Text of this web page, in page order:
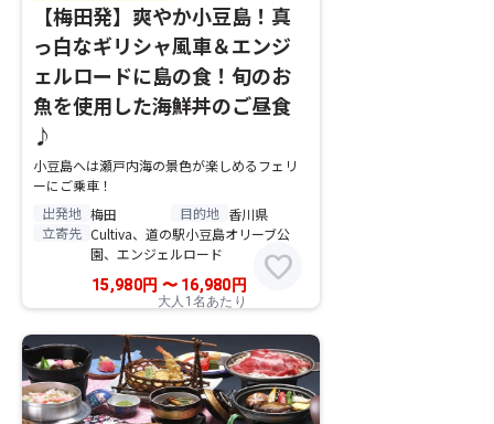
【梅田発】爽やか小豆島！真
っ白なギリシャ風車＆エンジ
ェルロードに島の食！旬のお
魚を使用した海鮮丼のご昼食
♪
小豆島へは瀬戸内海の景色が楽しめるフェリ
ーにご乗車！
出発地 梅田 目的地 香川県
立寄先 Cultiva、道の駅小豆島オリーブ公
園、エンジェルロード
15,980円 〜16,980 円
大人1名あたり
favorite